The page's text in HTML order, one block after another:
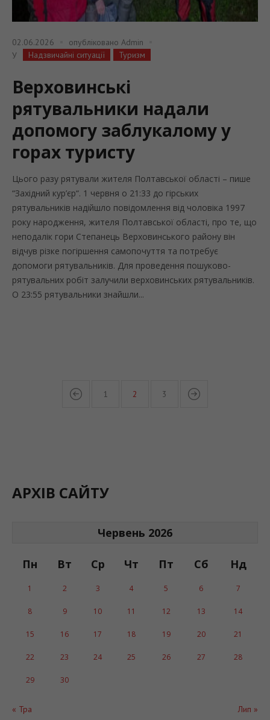
02.06.2026 опубліковано Admin
У
Надзвичайні ситуації Туризм
Верховинські
рятувальники надали
допомогу заблукалому у
горах туристу
Цього разу рятували жителя Полтавської області – пише
“Західний кур’єр“. 1 червня о 21:33 до гірських
рятувальників надійшло повідомлення від чоловіка 1997
року народження, жителя Полтавської області, про те, що
неподалік гори Степанець Верховинського району він
відчув різке погіршення самопочуття та потребує
допомоги рятувальників. Для проведення пошуково-
рятувальних робіт залучили верховинських рятувальників.
О 23:55 рятувальники знайшли...
1 2 3
АРХІВ САЙТУ
Червень 2026
Пн Вт Ср Чт Пт Сб Нд
« Тра Лип »
1 2 3 4 5 6 7
8 9 10 11 12 13 14
15 16 17 18 19 20 21
22 23 24 25 26 27 28
29 30